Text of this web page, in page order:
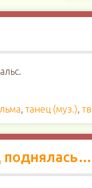
, танец (муз.),